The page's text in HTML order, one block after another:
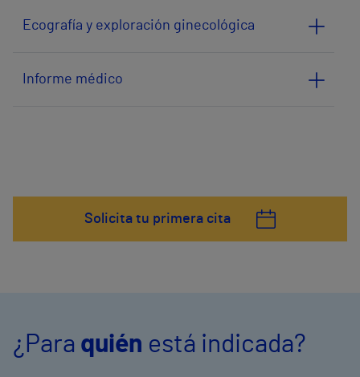
Ecografía y exploración ginecológica
Informe médico
Solicita tu primera cita
¿Para quién está indicada?